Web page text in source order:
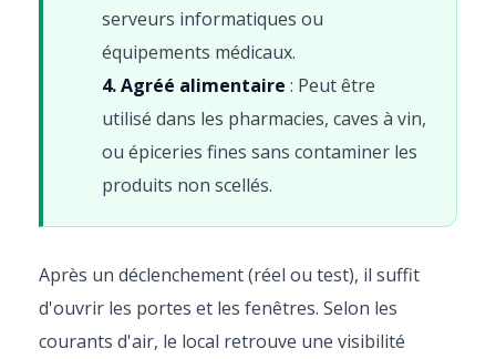
serveurs informatiques ou
équipements médicaux.
4. Agréé alimentaire : Peut être
utilisé dans les pharmacies, caves à vin,
ou épiceries fines sans contaminer les
produits non scellés.
Après un déclenchement (réel ou test), il suffit
d'ouvrir les portes et les fenêtres. Selon les
courants d'air, le local retrouve une visibilité